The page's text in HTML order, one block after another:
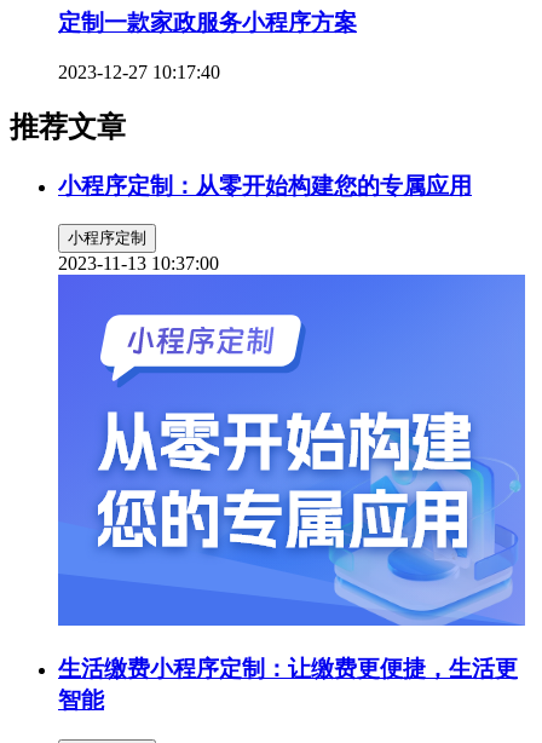
定制一款家政服务小程序方案
2023-12-27 10:17:40
推荐文章
小程序定制：从零开始构建您的专属应用
小程序定制
2023-11-13 10:37:00
生活缴费小程序定制：让缴费更便捷，生活更
智能